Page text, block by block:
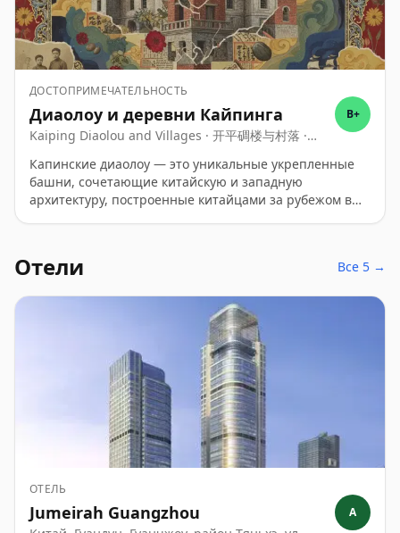
ДОСТОПРИМЕЧАТЕЛЬНОСТЬ
Диаолоу и деревни Кайпинга
Kaiping Diaolou and Villages · 开平碉楼与村落 ·
B+
Капинские диаолоу — это уникальные укрепленные
башни, сочетающие китайскую и западную
архитектуру, построенные китайцами за рубежом в
Отели Все 5 →
ОТЕЛЬ
Jumeirah Guangzhou A